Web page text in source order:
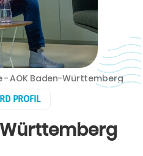
PROFIL
- AOK Baden-Württemberg